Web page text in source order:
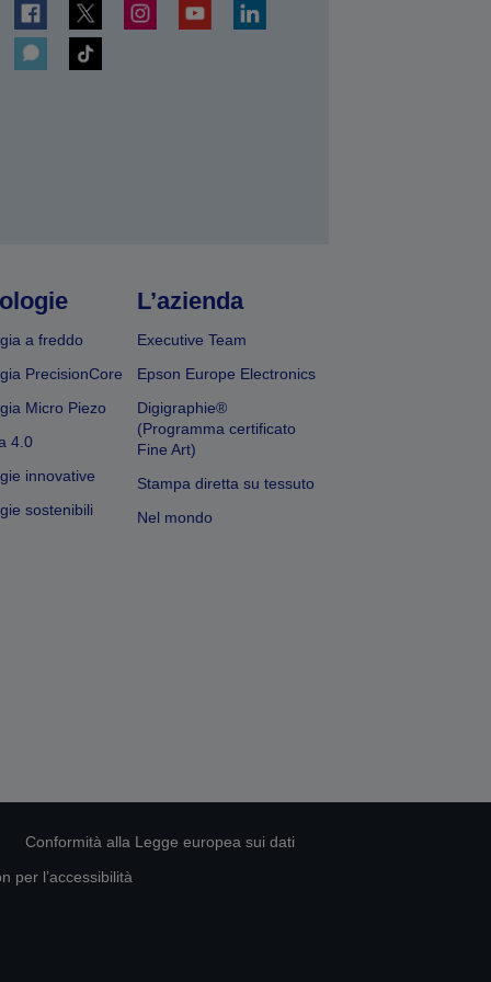
a freddo
PrecisionCore
Micro Piezo
4.0
innovative
sostenibili
L’azienda
Executive Team
Epson Europe Electronics
Digigraphie®
(Programma certificato
Fine Art)
Stampa diretta su tessuto
Nel mondo
Conformità alla Legge europea sui dati
per l’accessibilità